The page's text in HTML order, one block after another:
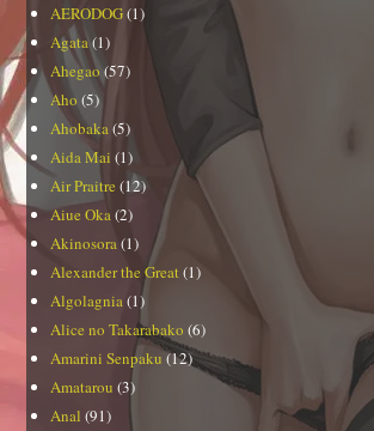
AERODOG(1)
Agata(1)
Ahegao(57)
Aho (5)
Ahobaka(5)
Aida Mai (1)
Air Praitre (12)
Aiue Oka(2)
Akinosora(1)
Alexander the Great(1)
Algolagnia(1)
Alice no Takarabako (6)
Amarini Senpaku(12)
Amatarou (3)
Anal (91)